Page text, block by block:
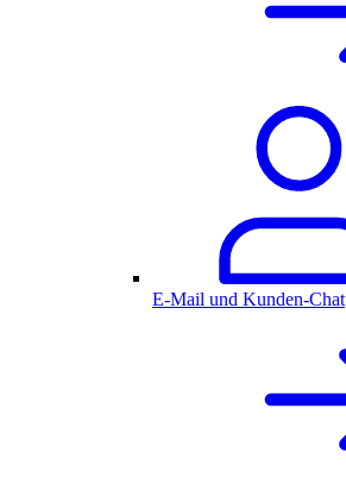
E-Mail und Kunden-Chat